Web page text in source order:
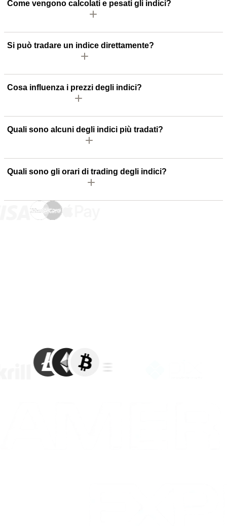
Come vengono calcolati e pesati gli indici?
Si può tradare un indice direttamente?
Cosa influenza i prezzi degli indici?
Quali sono alcuni degli indici più tradati?
Quali sono gli orari di trading degli indici?